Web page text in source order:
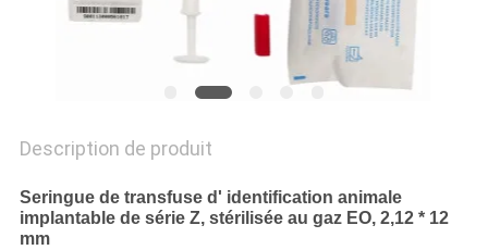
Description de produit
Seringue de transfuse d' identification animale
implantable de série Z, stérilisée au gaz EO, 2,12 * 12
mm